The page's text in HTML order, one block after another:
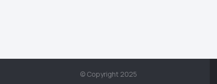
© Copyright 2025